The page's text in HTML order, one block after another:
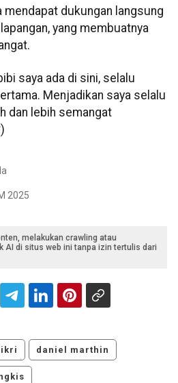
mendapat dukungan langsung
yang membuatnya
saya ada di sini, selalu
Menjadikan saya selalu
dan lebih semangat
2025
melakukan crawling atau
AI di situs web ini tanpa izin tertulis dari
daniel marthin